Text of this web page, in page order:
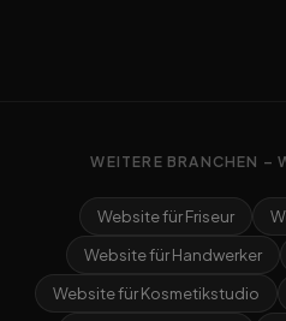
WEITERE BRANCHEN –
Website für Friseur
Website für Handwerker
Website für Kosmetikstudio